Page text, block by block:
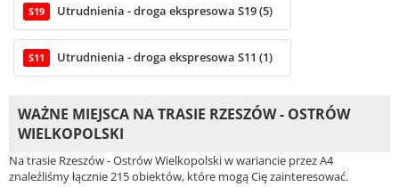
S19 Utrudnienia - droga ekspresowa S19 (5)
S11 Utrudnienia - droga ekspresowa S11 (1)
WAŻNE MIEJSCA NA TRASIE RZESZÓW - OSTRÓW
WIELKOPOLSKI
Na trasie Rzeszów - Ostrów Wielkopolski w wariancie przez A4
znaleźliśmy łącznie 215 obiektów, które mogą Cię zainteresować.